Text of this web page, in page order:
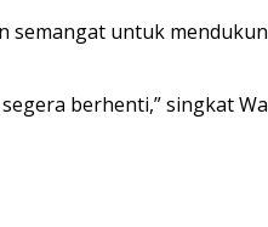
untuk
berhenti,” singkat